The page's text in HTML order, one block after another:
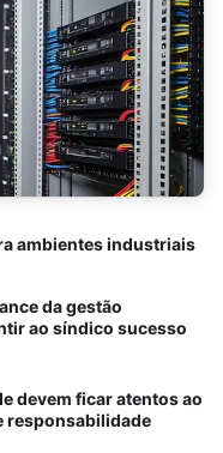
ambientes industriais
da gestão
ao síndico sucesso
devem ficar atentos ao
responsabilidade